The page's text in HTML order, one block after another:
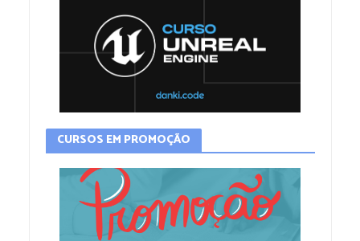
CURSOS EM PROMOÇÃO